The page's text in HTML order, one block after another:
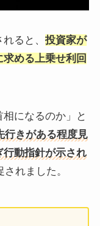
ると、 投資家が
める上乗せ利回
になるのか」と
行きがある程度見
行動指針が示され
れました。